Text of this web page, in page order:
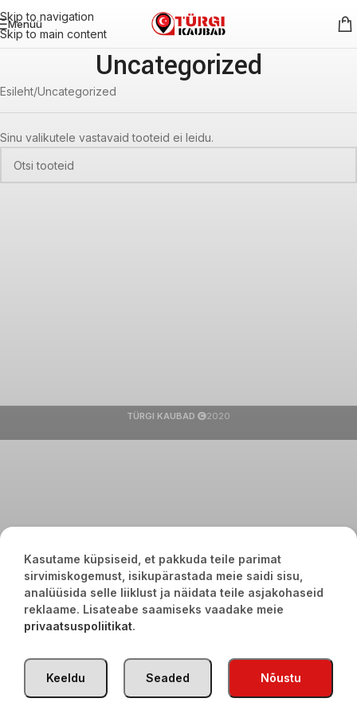
Skip to navigation
Skip to main content
Menüü
Uncategorized
Esileht Uncategorized
Sinu valikutele vastavaid tooteid ei leidu.
TÜRGI KAUBAD 2020
Kasutame küpsiseid, et pakkuda teile parimat
sirvimiskogemust, isikupärastada meie saidi sisu,
analüüsida selle liiklust ja näidata teile asjakohaseid
reklaame. Lisateabe saamiseks vaadake meie
privaatsuspoliitikat.
Nõustu
Seaded
Keeldu